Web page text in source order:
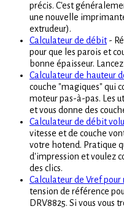
précis. C'est
une nouvelle
extrudeur).
Calculateur de débit-
pour que les parois et
bonne épaisseur.
Calculateur de hauteur
couche "magiques" qui
moteur pas-à-pas. Les
et vous donne des
Calculateur de débit
vitesse et de couche
votre hotend. Pratique
d'impression et voulez
des clics.
Calculateur de Vref
tension de référence
DRV8825. Si vous vous